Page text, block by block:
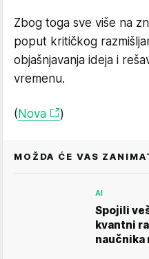
Zbog toga sve više na
poput kritičkog
objašnjavanja ideja i
vremenu.
(Nova )
MOŽDA ĆE VAS
AI
Spojili
kvantni
naučnika